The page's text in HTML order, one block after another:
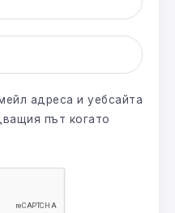
адреса и уебсайта
път когато